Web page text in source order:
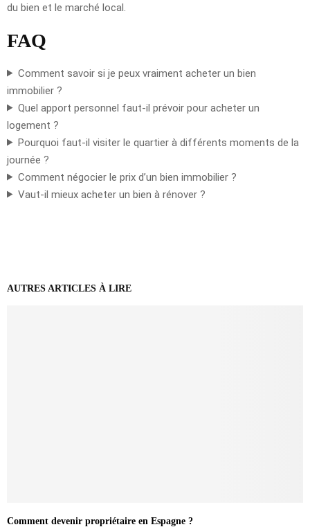
du bien et le marché local.
FAQ
Comment savoir si je peux vraiment acheter un bien
immobilier ?
Quel apport personnel faut-il prévoir pour acheter un
logement ?
Pourquoi faut-il visiter le quartier à différents moments de la
journée ?
Comment négocier le prix d’un bien immobilier ?
Vaut-il mieux acheter un bien à rénover ?
AUTRES ARTICLES À LIRE
Comment devenir propriétaire en Espagne ?